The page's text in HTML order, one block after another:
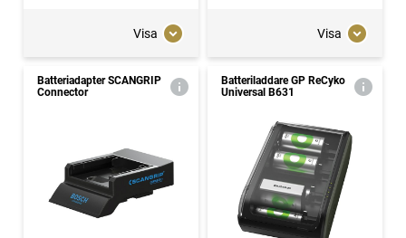
Visa Visa
Batteriadapter SCANGRIP
Connector
Batteriladdare GP ReCyko
Universal B631